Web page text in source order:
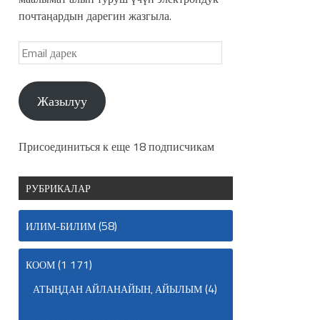
почтаңардын дарегин жазгыла.
Жазылуу
Присоединиться к еще 18 подписчикам
РУБРИКАЛАР
ИЛИМ-БИЛИМ(58)
КООМ(1 171)
АТЫҢДАН АЙЛАНАЙЫН, АЙЫЛЫМ(4)